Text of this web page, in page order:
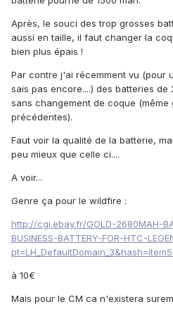
Après, le souci des trop grosses
aussi en taille, il faut changer la
bien plus épais !
Par contre j'ai récemment vu (pour
sais pas encore....) des batteries de
sans changement de coque (même
précédentes).
Faut voir la qualité de la batterie,
peu mieux que celle ci....
A voir...
Genre ça pour le wildfire :
http://cgi.ebay.fr/GOLD-2680MAH-
BUSINESS-BATTERY-FOR-HTC-
à 10€
Mais pour le CM ca n'existera